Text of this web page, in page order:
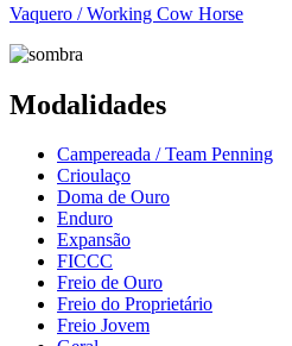
Vaquero / Working Cow Horse
Modalidades
Campereada / Team Penning
Crioulaço
Doma de Ouro
Enduro
Expansão
FICCC
Freio de Ouro
Freio do Proprietário
Freio Jovem